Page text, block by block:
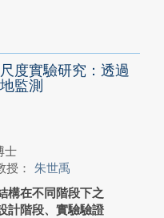
度實驗研究：透過
監測
士
授： 朱世禹
構在不同階段下之
計階段、實驗驗證